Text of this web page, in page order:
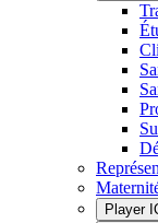
Player